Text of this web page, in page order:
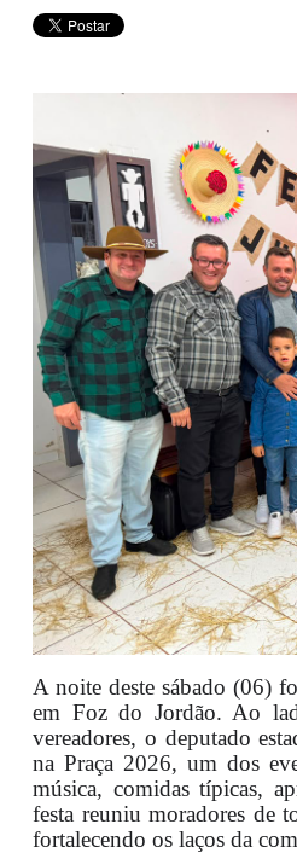
A noite deste sábado (06)
em Foz do Jordão. Ao
vereadores, o deputado
na Praça 2026, um dos
música, comidas típicas,
festa reuniu moradores de
fortalecendo os laços da